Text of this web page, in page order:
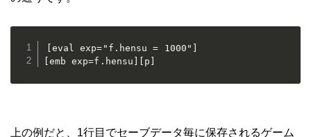
[eval exp="f.hensu = 1000"]
[emb exp=f.hensu][p]
上の例だと、1行目でセーブデータ毎に保存されるゲーム